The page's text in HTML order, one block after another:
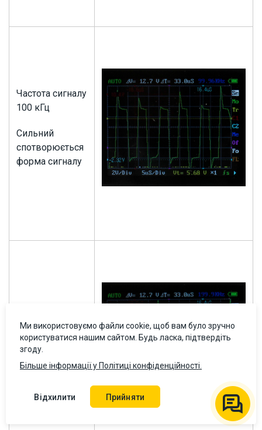
Частота сигналу
100 кГц
Сильний
спотворюється
форма сигналу
Частота сигналу
200 кГц
Ми використовуємо файли cookie, щоб вам було зручно
користуватися нашим сайтом. Будь ласка, підтвердіть
згоду.
Більше інформації у Політиці конфіденційності.
Відхилити Прийняти